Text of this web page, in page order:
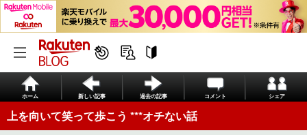
ホーム 新しい記事 過去の記事 コメント シェア
上を向いて笑って歩こう ***オチない話